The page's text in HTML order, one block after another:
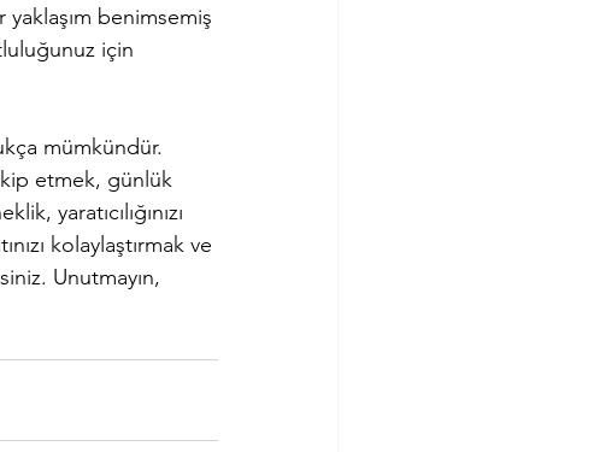
yaklaşım benimsemiş
için
mümkündür.
etmek, günlük
yaratıcılığınızı
kolaylaştırmak ve
Unutmayın,